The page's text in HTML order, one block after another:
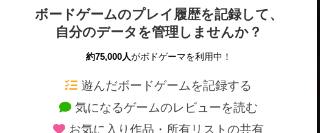
ボードゲームのプレイ履歴を記録して、
自分のデータを管理しませんか？
約75,000人がボドゲーマを利用中！
遊んだボードゲームを記録する
気になるゲームのレビューを読む
お気に入り作品・所有リストの共有
ボードゲームを検索する 新作・再入荷情報